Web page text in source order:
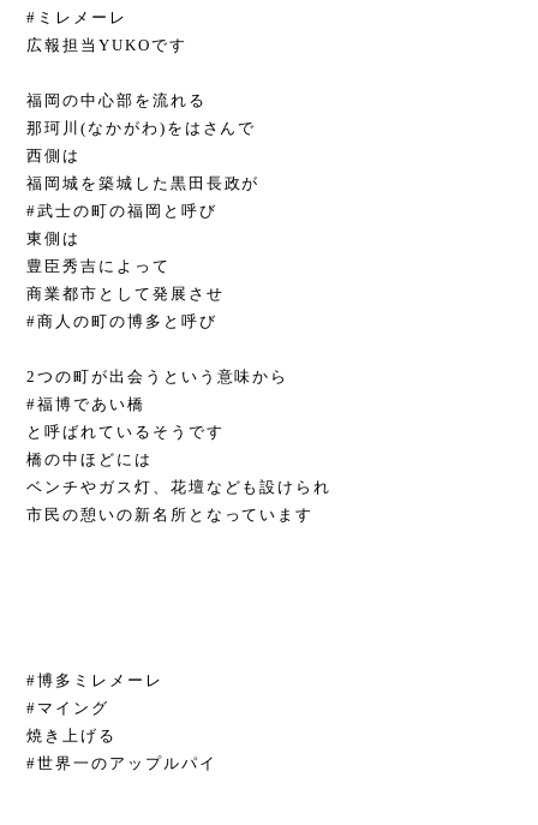
#ミレメーレ
広報担当YUKOです
福岡の中心部を流れる
那珂川(なかがわ)をはさんで
西側は
福岡城を築城した黒田長政が
#武士の町の福岡と呼び
東側は
豊臣秀吉によって
商業都市として発展させ
#商人の町の博多と呼び
2つの町が出会うという意味から
#福博であい橋
と呼ばれているそうです
橋の中ほどには
ベンチやガス灯、花壇なども設けられ
市民の憩いの新名所となっています
#博多ミレメーレ
#マイング
焼き上げる
#世界一のアップルパイ